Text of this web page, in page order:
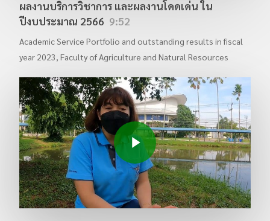
ผลงานบริการวิชาการ และผลงานโดดเด่น ใน
ปีงบประมาณ 2566 9:52
Academic Service Portfolio and outstanding results in fiscal
year 2023, Faculty of Agriculture and Natural Resources
Play Video